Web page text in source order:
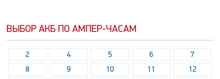
ВЫБОР АКБ ПО АМПЕР-ЧАСАМ
2 4 5 6
7
8
9 10 11
12